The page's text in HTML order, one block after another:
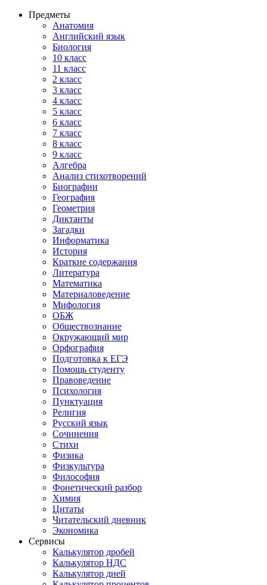
Предметы
Анатомия
Английский язык
Биология
10 класс
11 класс
2 класс
3 класс
4 класс
5 класс
6 класс
7 класс
8 класс
9 класс
Алгебра
Анализ стихотворений
Биографии
География
Геометрия
Диктанты
Загадки
Информатика
История
Краткие содержания
Литература
Математика
Материаловедение
Мифология
ОБЖ
Обществознание
Окружающий мир
Орфография
Подготовка к ЕГЭ
Помощь студенту
Правоведение
Психология
Пунктуация
Религия
Русский язык
Сочинения
Стихи
Физика
Физкультура
Философия
Фонетический разбор
Химия
Цитаты
Читательский дневник
Экономика
Сервисы
Калькулятор дробей
Калькулятор НДС
Калькулятор дней